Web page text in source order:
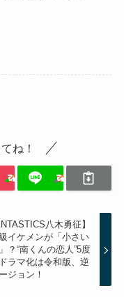
ね！
八木勇征】
イケメンが「小さい
？“南くんの恋人”5度
ラマ化は令和版、逆
ジョン！